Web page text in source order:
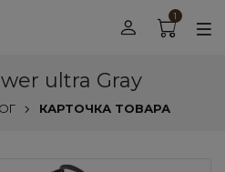
1
ultra Gray
КАРТОЧКА ТОВАРА